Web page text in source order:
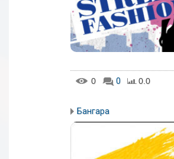
0 0 0.0
Бангара